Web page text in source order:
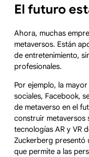
El futuro
Ahora, muchas
metaversos. Están
de entretenimiento,
profesionales.
Por ejemplo, la
sociales, Facebook,
de metaverso en el
construir metaversos
tecnologías AR y VR
Zuckerberg presentó
que permite a las